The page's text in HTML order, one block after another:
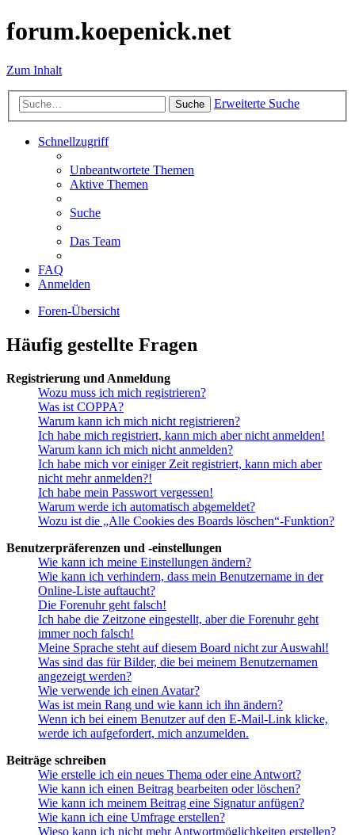
forum.koepenick.net
Zum Inhalt
Suche Erweiterte Suche
Schnellzugriff
Unbeantwortete Themen
Aktive Themen
Suche
Das Team
FAQ
Anmelden
Foren-Übersicht
Häufig gestellte Fragen
Registrierung und Anmeldung
Wozu muss ich mich registrieren?
Was ist COPPA?
Warum kann ich mich nicht registrieren?
Ich habe mich registriert, kann mich aber nicht anmelden!
Warum kann ich mich nicht anmelden?
Ich habe mich vor einiger Zeit registriert, kann mich aber
nicht mehr anmelden?!
Ich habe mein Passwort vergessen!
Warum werde ich automatisch abgemeldet?
Wozu ist die „Alle Cookies des Boards löschen“-Funktion?
Benutzerpräferenzen und -einstellungen
Wie kann ich meine Einstellungen ändern?
Wie kann ich verhindern, dass mein Benutzername in der
Online-Liste auftaucht?
Die Forenuhr geht falsch!
Ich habe die Zeitzone eingestellt, aber die Forenuhr geht
immer noch falsch!
Meine Sprache steht auf diesem Board nicht zur Auswahl!
Was sind das für Bilder, die bei meinem Benutzernamen
angezeigt werden?
Wie verwende ich einen Avatar?
Was ist mein Rang und wie kann ich ihn ändern?
Wenn ich bei einem Benutzer auf den E-Mail-Link klicke,
werde ich aufgefordert, mich anzumelden.
Beiträge schreiben
Wie erstelle ich ein neues Thema oder eine Antwort?
Wie kann ich einen Beitrag bearbeiten oder löschen?
Wie kann ich meinem Beitrag eine Signatur anfügen?
Wie kann ich eine Umfrage erstellen?
Wieso kann ich nicht mehr Antwortmöglichkeiten erstellen?